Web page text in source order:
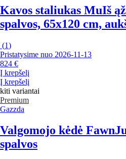
Kavos staliukas MuIš
spalvos, 65x120 cm,
(1)
Pristatysime nuo 2026‑11‑13
824 €
Į krepšelį
Į krepšelį
kiti variantai
Premium
Gazzda
Valgomojo kėdė Fawn
spalvos